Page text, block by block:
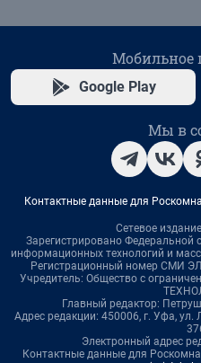
Мобильное
Google Play
Мы в
Контактные данные для
Сетевое
Зарегистрировано Федеральной
информационных технологий и
Регистрационный номер СМИ
Учредитель: Общество с
Главный редактор:
Адрес редакции: 450006, г. Уфа, ул.
Электронный адрес
Контактные данные для